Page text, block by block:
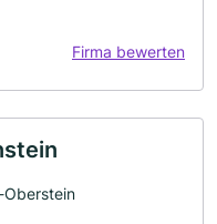
Firma bewerten